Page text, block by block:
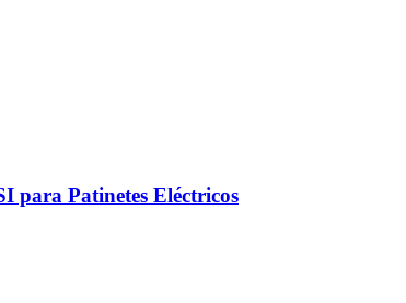
para Patinetes Eléctricos